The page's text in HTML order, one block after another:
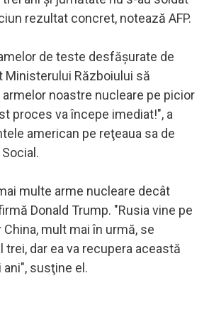
rezultat concret, notează AFP.
de teste desfăşurate de
Ministerului Războiului să
noastre nucleare pe picior
proces va începe imediat!", a
american pe reţeaua sa de
multe arme nucleare decât
Donald Trump. "Rusia vine pe
China, mult mai în urmă, se
trei, dar ea va recupera această
susţine el.